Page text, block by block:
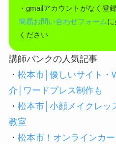
・gmailアカウントがなく登
簡易お問い合わせフォーム
ください
講師バンクの人気記事
・ 松本市│優しいサイト・
介│ワードプレス制作も
・ 松本市│小顔メイクレッ
教室
・ 松本市！オンラインカ